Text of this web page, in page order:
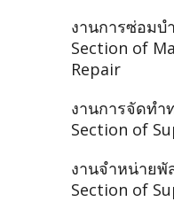
งานการซ่อมบ
Section of
Repair
งานการจัดทำ
Section of
งานจำหน่ายพั
Section of